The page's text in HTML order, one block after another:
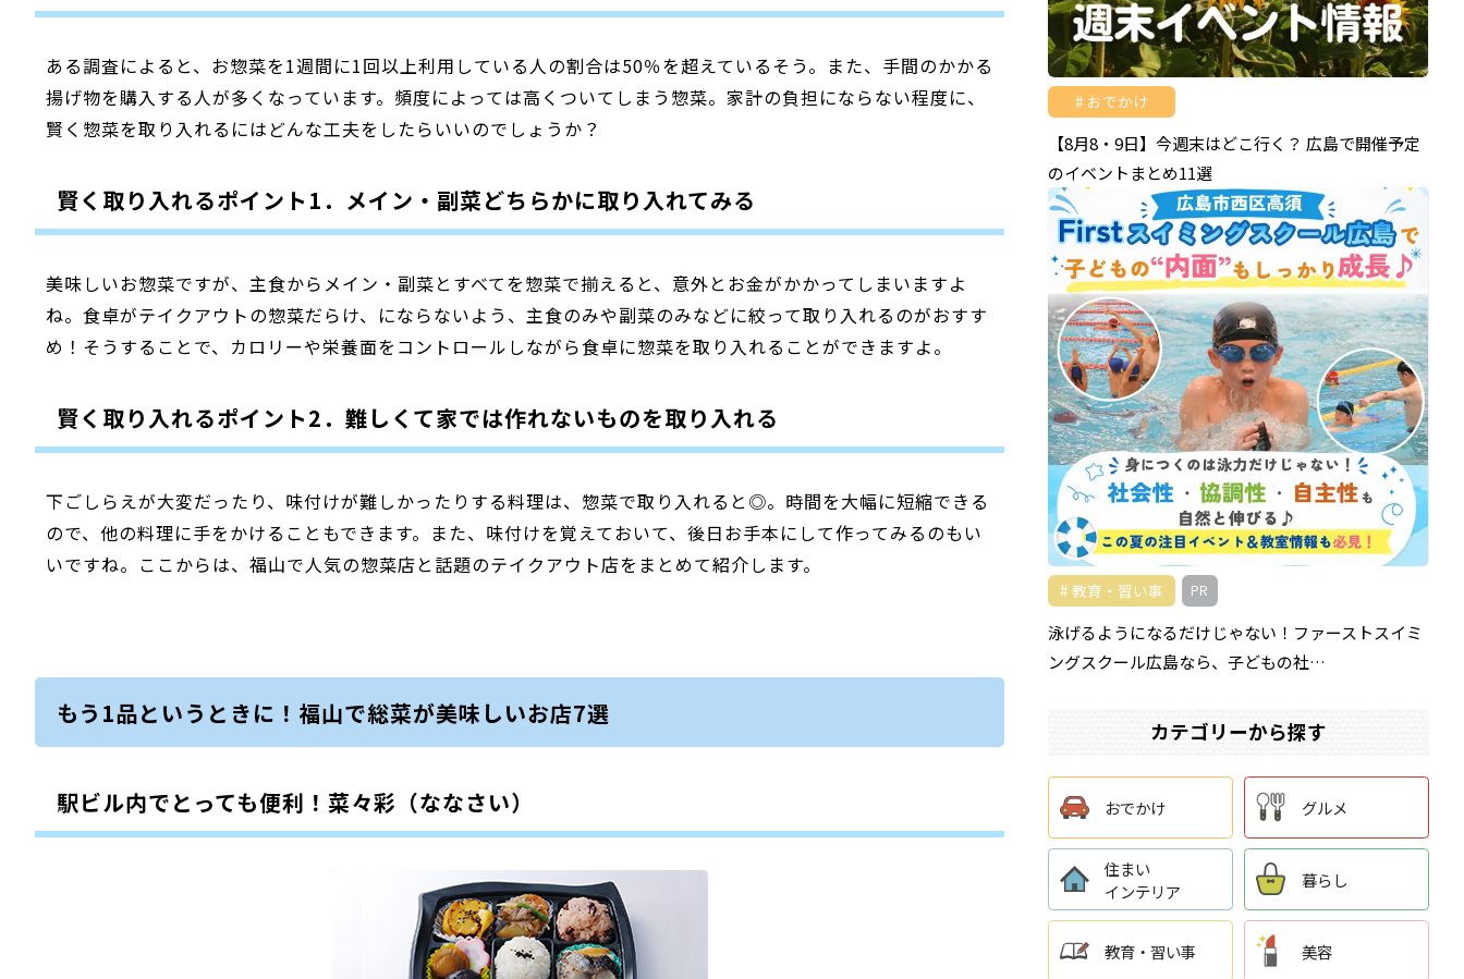
ある調査によると、お惣菜を1週間に1回以上利用している人の割合は50％を超えているそう。また、手間のかかる
揚げ物を購入する人が多くなっています。頻度によっては高くついてしまう惣菜。家計の負担にならない程度に、
賢く惣菜を取り入れるにはどんな工夫をしたらいいのでしょうか？
賢く取り入れるポイント1．メイン・副菜どちらかに取り入れてみる
美味しいお惣菜ですが、主食からメイン・副菜とすべてを惣菜で揃えると、意外とお金がかかってしまいますよ
ね。食卓がテイクアウトの惣菜だらけ、にならないよう、主食のみや副菜のみなどに絞って取り入れるのがおすす
め！そうすることで、カロリーや栄養面をコントロールしながら食卓に惣菜を取り入れることができますよ。
賢く取り入れるポイント2．難しくて家では作れないものを取り入れる
下ごしらえが大変だったり、味付けが難しかったりする料理は、惣菜で取り入れると◎。時間を大幅に短縮できる
ので、他の料理に手をかけることもできます。また、味付けを覚えておいて、後日お手本にして作ってみるのもい
いですね。ここからは、福山で人気の惣菜店と話題のテイクアウト店をまとめて紹介します。
もう1品というときに！福山で総菜が美味しいお店7選
駅ビル内でとっても便利！菜々彩（ななさい）
おでかけ
【8月8・9日】今週末はどこ行く？ 広島で開催予定
のイベントまとめ11選
教育・習い事 PR
泳げるようになるだけじゃない！ファーストスイミ
ングスクール広島なら、子どもの社…
カテゴリーから探す
おでかけ グルメ
住まい
インテリア
暮らし
教育・習い事 美容